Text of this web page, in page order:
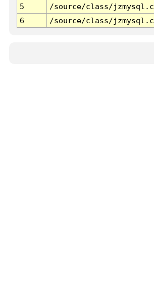
5
/source/class/
6
/source/class/